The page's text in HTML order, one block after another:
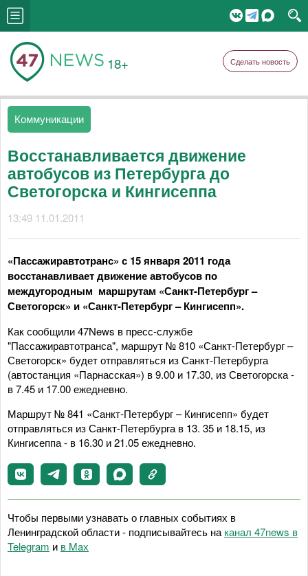
18+ Сделать новость
Коммуникации
Восстанавливается движение
автобусов из Петербурга до
Светогорска и Кингисеппа
13:49 11.01.2011
«Пассажиравтотранс» с 15 января 2011 года
восстанавливает движение автобусов по
междугородным маршрутам «Санкт-Петербург –
Светогорск» и «Санкт-Петербург – Кингисепп».
Как сообщили 47News в пресс-службе
"Пассажиравтотранса", маршрут № 810 «Санкт-Петербург –
Светогорск» будет отправляться из Санкт-Петербурга
(автостанция «Парнасская») в 9.00 и 17.30, из Светогорска -
в 7.45 и 17.00 ежедневно.
Маршрут № 841 «Санкт-Петербург – Кингисепп» будет
отправляться из Санкт-Петербурга в 13. 35 и 18.15, из
Кингисеппа - в 16.30 и 21.05 ежедневно.
Чтобы первыми узнавать о главных событиях в
Ленинградской области - подписывайтесь на канал 47news в
Telegram и в Maх